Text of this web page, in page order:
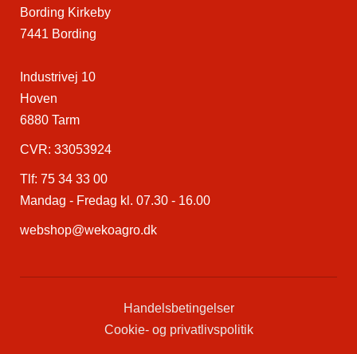
Bording Kirkeby
7441 Bording
Industrivej 10
Hoven
6880 Tarm
CVR: 33053924
Tlf: 75 34 33 00
Mandag - Fredag kl. 07.30 - 16.00
webshop@wekoagro.dk
Handelsbetingelser
Cookie- og privatlivspolitik